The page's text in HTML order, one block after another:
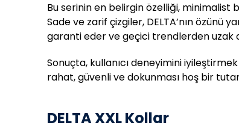
Bu serinin en belirgin özelliği,
Sade ve zarif çizgiler, DELTA’nın özünü
garanti eder ve geçici trendlerden uzak
Sonuçta, kullanıcı deneyimini
rahat, güvenli ve dokunması hoş bir
DELTA XXL Kollar